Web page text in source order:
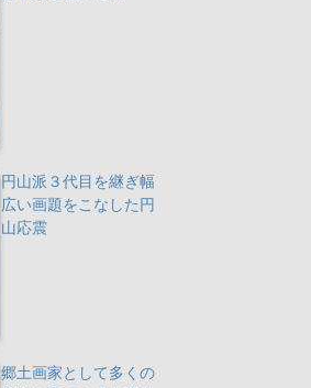
円山派３代目を継ぎ幅
広い画題をこなした円
山応震
郷土画家として多くの